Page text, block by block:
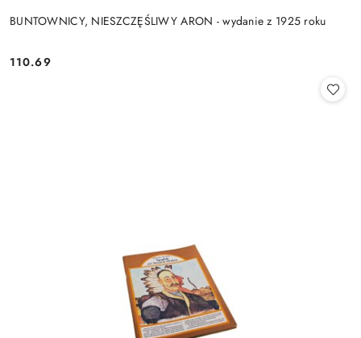
BUNTOWNICY, NIESZCZĘŚLIWY ARON - wydanie z 1925 roku
Cena:
110.69